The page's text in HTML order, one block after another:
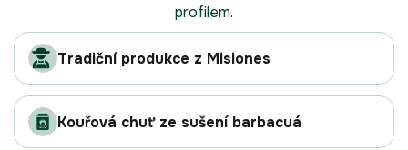
profilem.
Tradiční produkce z Misiones
Kouřová chuť ze sušení barbacuá